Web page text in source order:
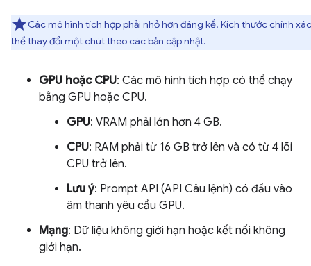
Các mô hình tích hợp phải nhỏ hơn đáng kể. Kích thước chính
thể thay đổi một chút theo các bản cập nhật.
GPU hoặc CPU: Các mô hình tích hợp có thể chạy
bằng GPU hoặc CPU.
GPU: VRAM phải lớn hơn 4 GB.
CPU: RAM phải từ 16 GB trở lên và có từ 4 lõi
CPU trở lên.
Lưu ý: Prompt API (API Câu lệnh) có đầu vào
âm thanh yêu cầu GPU.
Mạng: Dữ liệu không giới hạn hoặc kết nối không
giới hạn.